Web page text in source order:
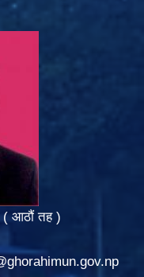
( आठौं तह )